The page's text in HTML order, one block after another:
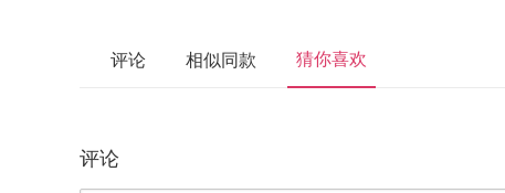
评论 相似同款 猜你喜欢
评论